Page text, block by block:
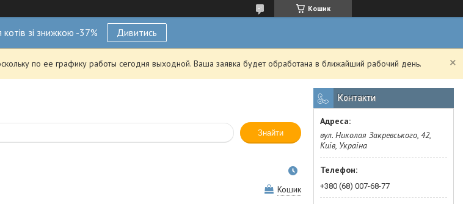
Кошик
зі знижкою -37% Дивитись
по ее графику работы сегодня выходной. Ваша заявка будет обработана в ближайший рабочий день.
Знайти
Кошик
Контакти
вул. Николая Закревського, 42,
Київ, Україна
+380 (68) 007-68-77